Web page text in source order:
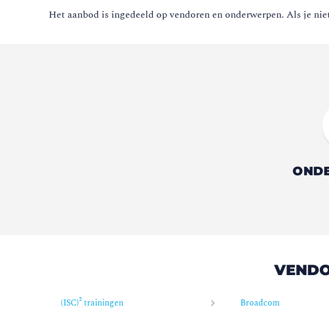
Het aanbod is ingedeeld op vendoren en onderwerpen. Als je
(ISC)² trainingen Broadcom